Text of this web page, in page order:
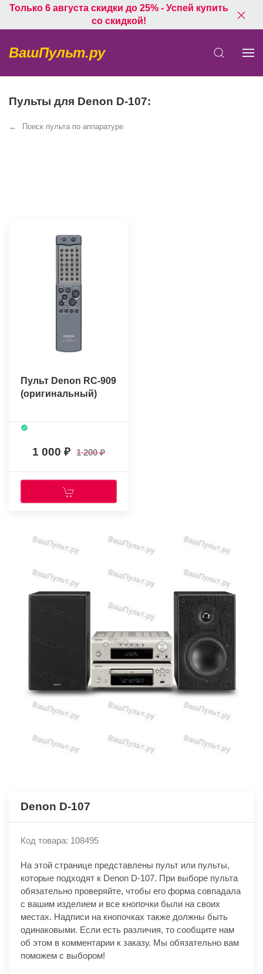
Только 6 августа скидки до 25% - Успей купить
со скидкой!
ВашПульт.ру
Пульты для Denon D-107:
Поиск пульта по аппаратуре
Пульт Denon RC-909
(оригинальный)
1 000 1 200
Denon D-107
Код товара: 108495
На этой странице представлены пульт или пульты,
которые подходят к Denon D-107. При выборе пульта
обязательно проверяйте, чтобы его форма совпадала
с вашим изделием и все кнопочки были на своих
местах. Надписи на кнопочках также должны быть
одинаковыми. Если есть различия, то сообщите нам
об этом в комментарии к заказу. Мы обязательно вам
поможем с выбором!